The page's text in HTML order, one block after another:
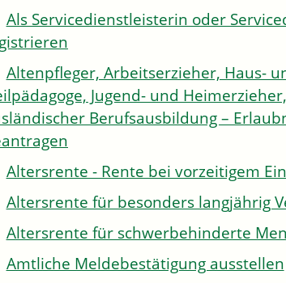
Als Servicedienstleisterin oder
Altenpfleger, Arbeitserzieher, Haus-
Jugend- und
Berufsausbildung –
Altersrente - Rente bei vorzeitigem
Altersrente für besonders langjährig
Altersrente für schwerbehinderte
Amtliche Meldebestätigung ausstellen